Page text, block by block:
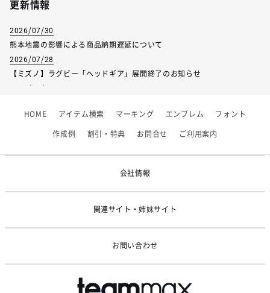
更新情報
2026/07/30
熊本地震の影響による商品納期遅延について
2026/07/28
【ミズノ】ラグビー「ヘッドギア」展開終了のお知らせ
2026/06/09
【アシックス】一部商品「生地の在庫限り」廃盤のお知らせ
HOME アイテム検索 マーキング エンブレム フォント
作成例 割引・特典 お問合せ ご利用案内
会社情報
関連サイト・姉妹サイト
お問い合わせ